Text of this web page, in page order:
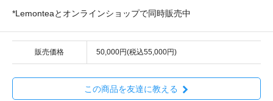
*Lemonteaとオンラインショップで同時販売中
販売価格 50,000円(税込55,000円)
この商品を友達に教える